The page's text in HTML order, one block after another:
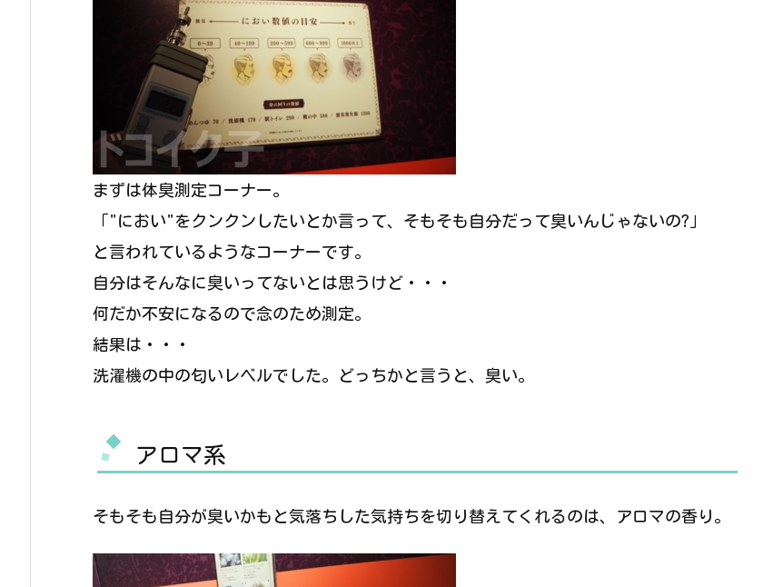
まずは体臭測定コーナー。
「"におい"をクンクンしたいとか言って、そもそも自分だって臭いんじゃないの?」
と言われているようなコーナーです。
自分はそんなに臭いってないとは思うけど・・・
何だか不安になるので念のため測定。
結果は・・・
洗濯機の中の匂いレベルでした。どっちかと言うと、臭い。
アロマ系
そもそも自分が臭いかもと気落ちした気持ちを切り替えてくれるのは、アロマの香り。